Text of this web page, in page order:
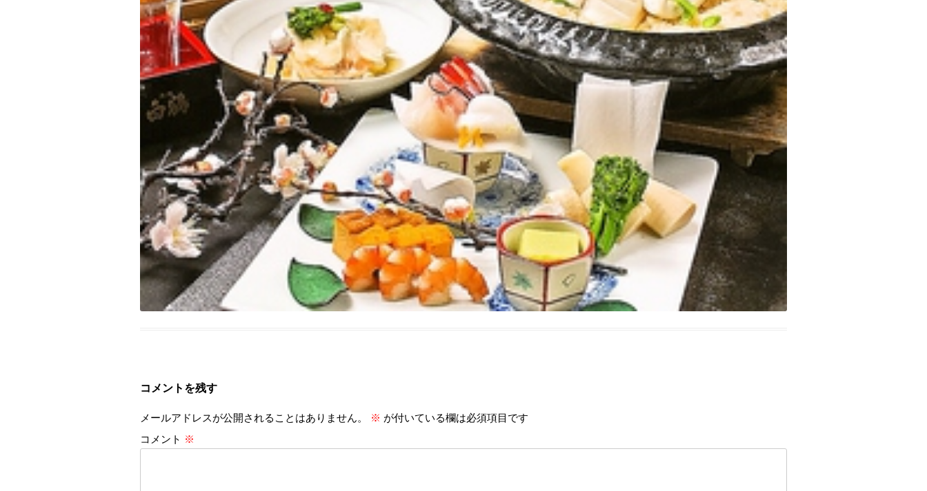
コメントを残す
メールアドレスが公開されることはありません。 ※ が付いている欄は必須項目です
コメント ※